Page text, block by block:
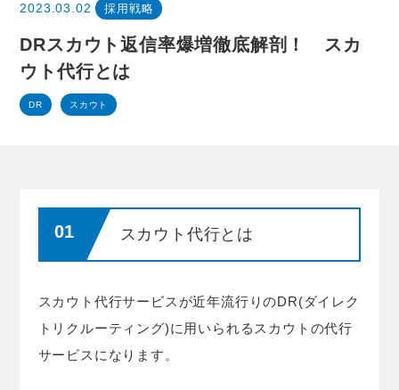
2023.03.02 採用戦略
DRスカウト返信率爆増徹底解剖！ スカ
ウト代行とは
DR スカウト
スカウト代行とは
スカウト代行サービスが近年流行りのDR(ダイレク
トリクルーティング)に用いられるスカウトの代行
サービスになります。